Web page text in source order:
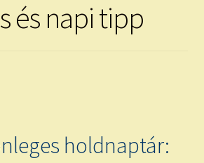
és napi tipp
holdnaptár: